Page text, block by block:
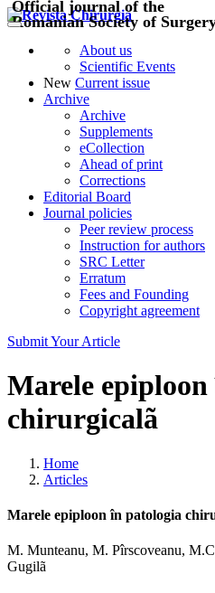
Official journal of the
Romanian Society of
About us
Scientific Events
New Current issue
Archive
Archive
Supplements
eCollection
Ahead of print
Corrections
Editorial Board
Journal policies
Peer review process
Instruction for authors
SRC Letter
Erratum
Fees and Founding
Copyright agreement
Submit Your Article
Marele
chirurgicalã
Home
Articles
Marele epiploon în patologia
M. Munteanu, M. Pîrscoveanu,
Gugilã